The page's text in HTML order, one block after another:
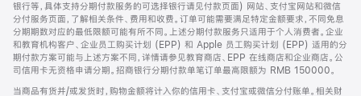
银行等，具体支持分期付款服务的可选择银行请见付款页面) 网站、支付宝网站和微信
分付服务页面，了解相关条件、费用和收费。订单可能需要满足特定金额要求，不同免息
分期期数对应的最低限额可能有所不同。上述分期付款服务只适用于个人消费者。企业
和教育机构客户、企业员工购买计划 (EPP) 和 Apple 员工购买计划 (EPP) 适用的分
期付款方案可能与上述方案不同，详情请参见教育商店、EPP 在线商店和企业商店。公
司信用卡无资格申请分期。招商银行分期付款单笔订单最高限额为 RMB 150000。
当商品有货并/或发货时，购物金额将计入你的信用卡、支付宝或微信分付账单。相关财